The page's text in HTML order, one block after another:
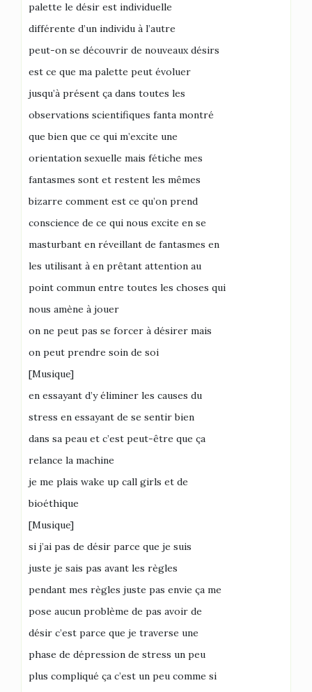
palette le désir est individuelle
différente d’un individu à l’autre
peut-on se découvrir de nouveaux désirs
est ce que ma palette peut évoluer
jusqu’à présent ça dans toutes les
observations scientifiques fanta montré
que bien que ce qui m’excite une
orientation sexuelle mais fétiche mes
fantasmes sont et restent les mêmes
bizarre comment est ce qu’on prend
conscience de ce qui nous excite en se
masturbant en réveillant de fantasmes en
les utilisant à en prêtant attention au
point commun entre toutes les choses qui
nous amène à jouer
on ne peut pas se forcer à désirer mais
on peut prendre soin de soi
[Musique]
en essayant d’y éliminer les causes du
stress en essayant de se sentir bien
dans sa peau et c’est peut-être que ça
relance la machine
je me plais wake up call girls et de
bioéthique
[Musique]
si j’ai pas de désir parce que je suis
juste je sais pas avant les règles
pendant mes règles juste pas envie ça me
pose aucun problème de pas avoir de
désir c’est parce que je traverse une
phase de dépression de stress un peu
plus compliqué ça c’est un peu comme si